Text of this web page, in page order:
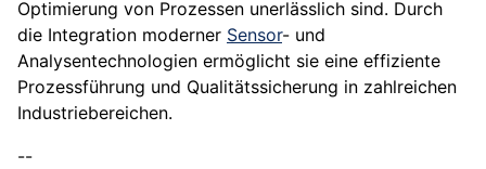
Optimierung von Prozessen unerlässlich sind. Durch
die Integration moderner Sensor- und
Analysentechnologien ermöglicht sie eine effiziente
Prozessführung und Qualitätssicherung in zahlreichen
Industriebereichen.
--